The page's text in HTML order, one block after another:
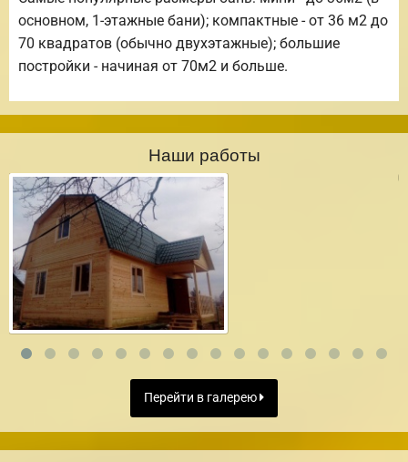
основном, 1-этажные бани); компактные - от 36 м2 до
70 квадратов (обычно двухэтажные); большие
постройки - начиная от 70м2 и больше.
Наши работы
Перейти в галерею